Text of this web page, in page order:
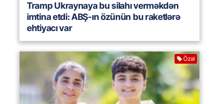
Tramp Ukraynaya bu silahı verməkdən
imtina etdi: ABŞ-ın özünün bu raketlərə
ehtiyacı var
Özəl